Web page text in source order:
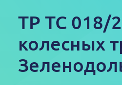
ТР ТС 018/
колесных